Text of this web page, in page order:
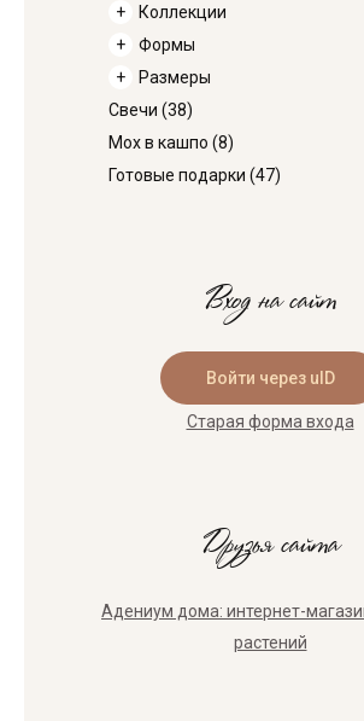
Коллекции
Формы
Размеры
Свечи (38)
Мох в кашпо (8)
Готовые подарки (47)
Вход на сайт
Войти через uID
Старая форма входа
Друзья сайта
Адениум дома: интернет-
растений